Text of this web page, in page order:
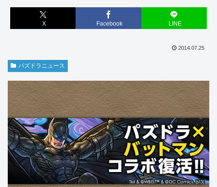
X Facebook LINE
2014.07.25
パズドラニュース